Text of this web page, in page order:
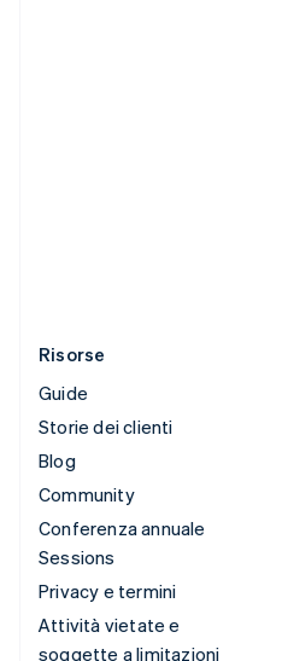
Risorse
Guide
Storie dei clienti
Blog
Community
Conferenza annuale
Sessions
Privacy e termini
Attività vietate e
soggette a limitazioni